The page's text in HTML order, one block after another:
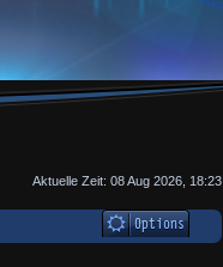
Aktuelle Zeit: 08 Aug 2026, 18:23